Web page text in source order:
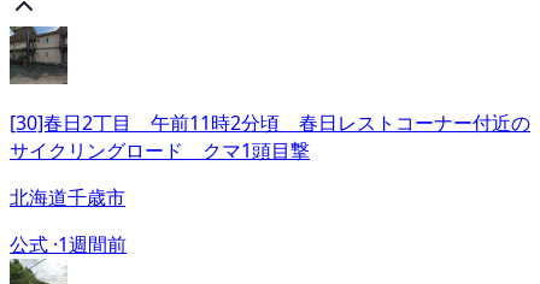
[30]春日2丁目 午前11時2分頃 春日レストコーナー付近の
サイクリングロード クマ1頭目撃
北海道千歳市
公式 ·1週間前